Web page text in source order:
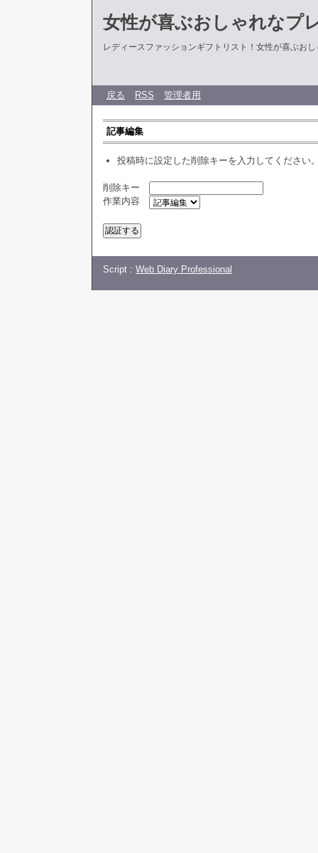
女性が喜ぶおしゃれなプ
レディースファッションギフトリスト！女性が喜ぶお
戻る RSS 管理者用
記事編集
投稿時に設定した削除キーを入力してください
削除キー
作業内容
Script : Web Diary Professional